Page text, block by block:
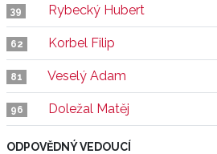
39 Rybecký Hubert
62 Korbel Filip
81 Veselý Adam
96 Doležal Matěj
ODPOVĚDNÝ VEDOUCÍ